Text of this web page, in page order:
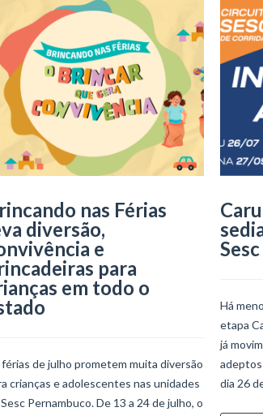
nas Férias
diversão,
e
para
em todo o
de julho prometem muita diversão
crianças e adolescentes nas unidades
Pernambuco. De 13 a 24 de julho, o
Há
etapa
já
adeptos
dia 26